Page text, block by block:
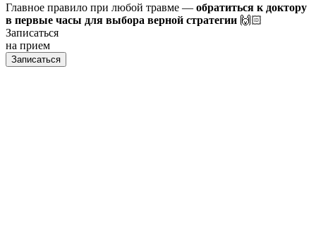
Главное правило при любой травме — обратиться к доктору
в первые часы для выбора верной стратегии 🙌🏻
Записаться
на прием
Записаться